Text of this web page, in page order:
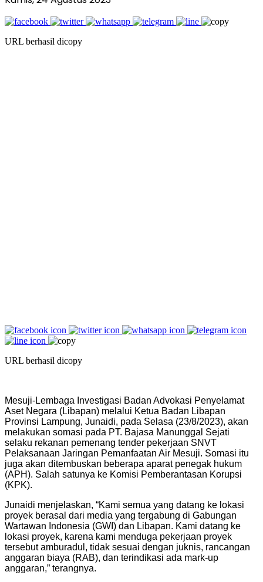
URL berhasil dicopy
URL berhasil dicopy
Mesuji-Lembaga Investigasi Badan Advokasi Penyelamat
Aset Negara (Libapan) melalui Ketua Badan Libapan
Provinsi Lampung, Junaidi, pada Selasa (23/8/2023), akan
melakukan somasi pada PT. Bajasa Manunggal Sejati
selaku rekanan pemenang tender pekerjaan SNVT
Pelaksanaan Jaringan Pemanfaatan Air Mesuji. Somasi itu
juga akan ditembuskan beberapa aparat penegak hukum
(APH). Salah satunya ke Komisi Pemberantasan Korupsi
(KPK).
Junaidi menjelaskan, “Kami semua yang datang ke lokasi
proyek berasal dari media yang tergabung di Gabungan
Wartawan Indonesia (GWI) dan Libapan. Kami datang ke
lokasi proyek, karena kami menduga pekerjaan proyek
tersebut amburadul, tidak sesuai dengan juknis, rancangan
anggaran biaya (RAB), dan terindikasi ada mark-up
anggaran,” terangnya.